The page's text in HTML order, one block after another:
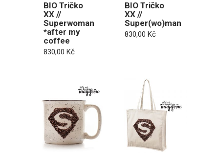
BIO Tričko
XX //
Superwoman
*after my
coffee
830,00 Kč
BIO Tričko
XX //
Super(wo)man
830,00Kč